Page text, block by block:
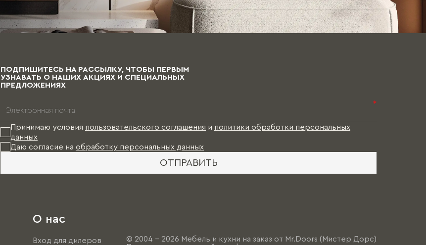
ПОДПИШИТЕСЬ НА РАССЫЛКУ, ЧТОБЫ ПЕРВЫМ
УЗНАВАТЬ О НАШИХ АКЦИЯХ И СПЕЦИАЛЬНЫХ
ПРЕДЛОЖЕНИЯХ
*
Принимаю условия пользовательского соглашения и политики обработки персональных
данных
Даю согласие на обработку персональных данных
ОТПРАВИТЬ
О нас
Вход для дилеров
© 2004 - 2026 Мебель и кухни на заказ от Mr.Doors (Мистер Дорс)